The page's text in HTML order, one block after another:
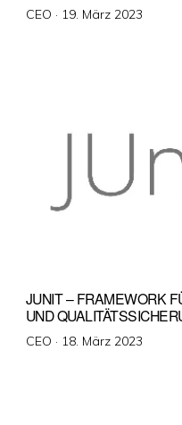
CEO · Veröffentlicht
19. März 2023
JUNIT – FRAMEWORK
UND
CEO · Veröffentlicht
18. März 2023